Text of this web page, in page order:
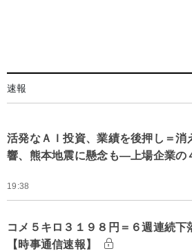
速報
活発なＡＩ投資、業績を後押し＝消
響、熊本地震に懸念も―上場企業
19:38
コメ５キロ３１９８円＝６週連続
【時事通信速報】